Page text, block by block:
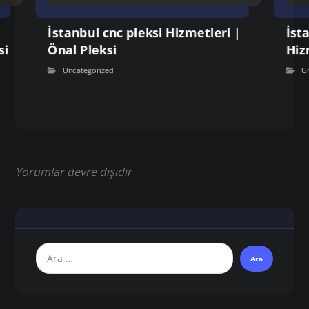
İstanbul cnc pleksi Hizmetleri |
Önal Pleksi
Uncategorized
Yorumlar devre dışıdır